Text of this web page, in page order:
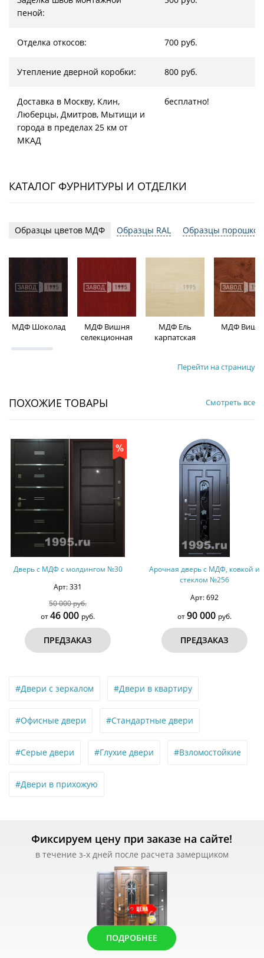
пеной:
Отделка откосов: 700 руб.
Утепление дверной коробки: 800 руб.
Доставка в Москву, Клин,
Люберцы, Дмитров, Мытищи и
города в пределах 25 км от
МКАД
бесплатно!
КАТАЛОГ ФУРНИТУРЫ И ОТДЕЛКИ
Образцы цветов МДФ Образцы RAL Образцы
МДФ Шоколад
МДФ Вишня
селекционная
МДФ Ель
карпатская
МДФ
Перейти на страницу
ПОХОЖИЕ ТОВАРЫ Смотреть все
№30
Арочная дверь с МДФ, ковкой и
ПРЕДЗАКАЗ
Дверь с МДФ с
#Двери с зеркалом #Двери в квартиру
#Офисные двери #Стандартные двери
#Серые двери #Глухие двери #Взломостойкие
#Двери в прихожую
Фиксируем цену при заказе на сайте!
в течение з-х дней после расчета замерщиком
ПОДРОБНЕЕ